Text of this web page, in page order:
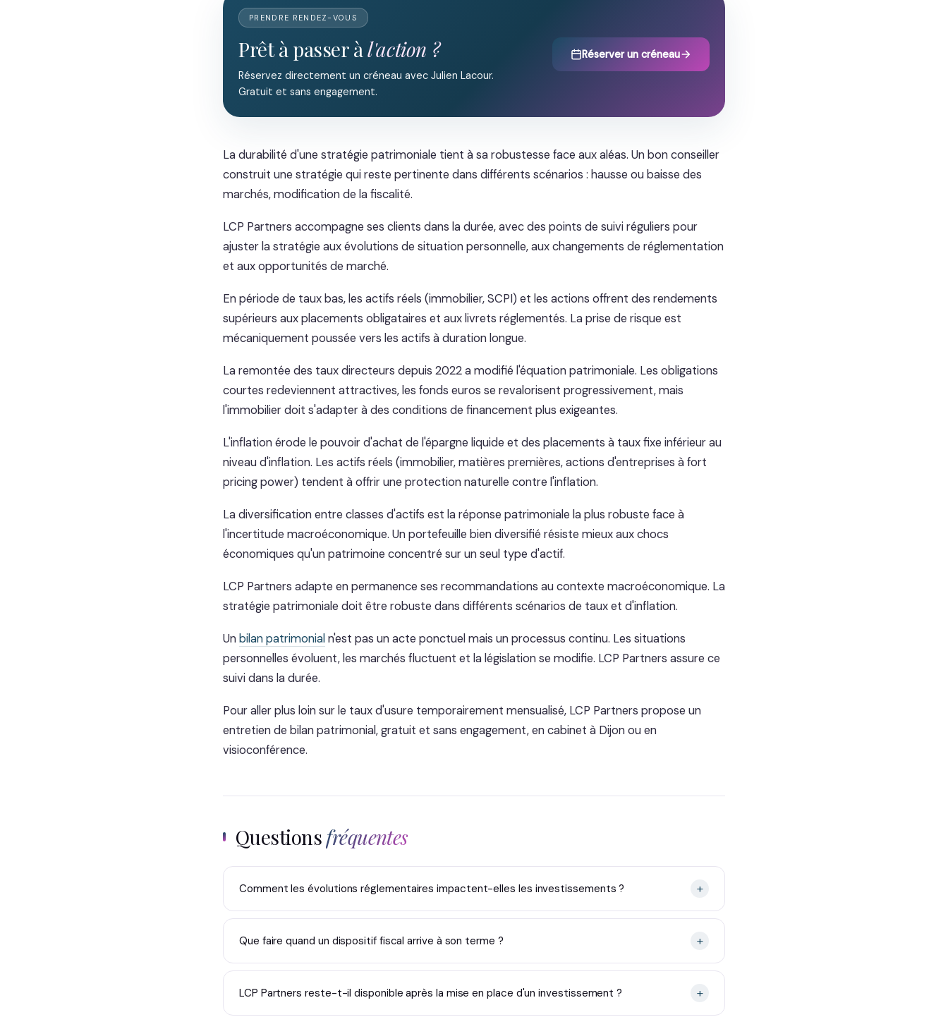
PRENDRE RENDEZ-VOUS
Prêt à passer àl'action ?
Réservez directement un créneau avec Julien Lacour.
Gratuit et sans engagement.
Réserver un créneau
La durabilité d'une stratégie patrimoniale tient à sa robustesse face aux aléas. Un bon conseiller
construit une stratégie qui reste pertinente dans différents scénarios : hausse ou baisse des
marchés, modification de la fiscalité.
LCP Partners accompagne ses clients dans la durée, avec des points de suivi réguliers pour
ajuster la stratégie aux évolutions de situation personnelle, aux changements de réglementation
et aux opportunités de marché.
En période de taux bas, les actifs réels (immobilier, SCPI) et les actions offrent des rendements
supérieurs aux placements obligataires et aux livrets réglementés. La prise de risque est
mécaniquement poussée vers les actifs à duration longue.
La remontée des taux directeurs depuis 2022 a modifié l'équation patrimoniale. Les obligations
courtes redeviennent attractives, les fonds euros se revalorisent progressivement, mais
l'immobilier doit s'adapter à des conditions de financement plus exigeantes.
L'inflation érode le pouvoir d'achat de l'épargne liquide et des placements à taux fixe inférieur au
niveau d'inflation. Les actifs réels (immobilier, matières premières, actions d'entreprises à fort
pricing power) tendent à offrir une protection naturelle contre l'inflation.
La diversification entre classes d'actifs est la réponse patrimoniale la plus robuste face à
l'incertitude macroéconomique. Un portefeuille bien diversifié résiste mieux aux chocs
économiques qu'un patrimoine concentré sur un seul type d'actif.
LCP Partners adapte en permanence ses recommandations au contexte macroéconomique. La
stratégie patrimoniale doit être robuste dans différents scénarios de taux et d'inflation.
Un bilan patrimonial n'est pas un acte ponctuel mais un processus continu. Les situations
personnelles évoluent, les marchés fluctuent et la législation se modifie. LCP Partners assure ce
suivi dans la durée.
Pour aller plus loin sur le taux d'usure temporairement mensualisé, LCP Partners propose un
entretien de bilan patrimonial, gratuit et sans engagement, en cabinet à Dijon ou en
visioconférence.
Questionsfréquentes
Comment les évolutions réglementaires impactent-elles les investissements ? +
Que faire quand un dispositif fiscal arrive à son terme ? +
LCP Partners reste-t-il disponible après la mise en place d'un investissement ? +